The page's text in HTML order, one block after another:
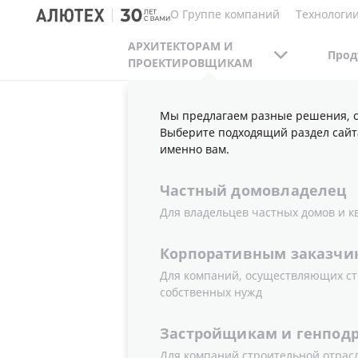
О Группе компаний
АРХИТЕКТОРАМ И
ПРОЕКТИРОВЩИКАМ
Мы предлагаем разные решения,
Выберите подходящий раздел
именно вам.
Частный домовладелец
Для владельцев частных домов и
Корпоративным
Для компаний, осуществляющих
собственных нужд
Застройщикам и
АРХИТЕКТОРАМ И ПРОЕКТИРОВЩИКАМ
ФАСАД С
ALT EF65